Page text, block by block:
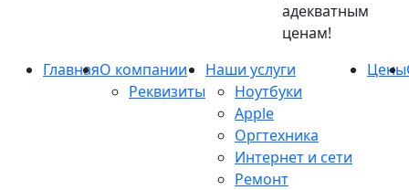
адекватным
ценам!
ГлавнаяО компании
Реквизиты
Наши услуги
Ноутбуки
Apple
Оргтехника
Интернет и сети
Ремонт
Цены